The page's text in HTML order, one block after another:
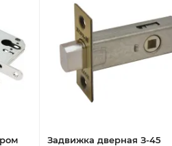
Задвижка дверная З-45